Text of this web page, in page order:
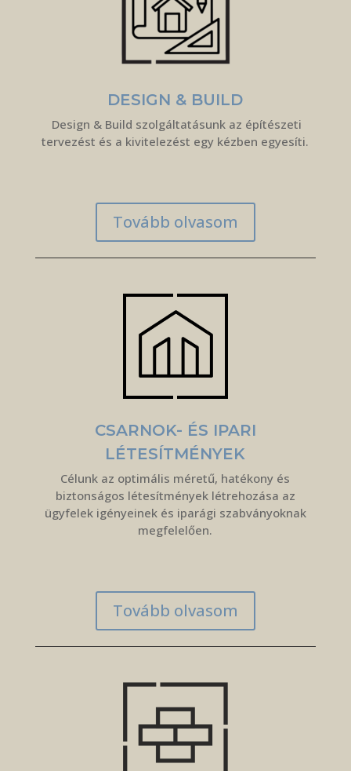
DESIGN & BUILD
Design & Build szolgáltatásunk az építészeti
tervezést és a kivitelezést egy kézben egyesíti.
Tovább olvasom
CSARNOK- ÉS IPARI
LÉTESÍTMÉNYEK
Célunk az optimális méretű, hatékony és
biztonságos létesítmények létrehozása az
ügyfelek igényeinek és iparági szabványoknak
megfelelően.
Tovább olvasom